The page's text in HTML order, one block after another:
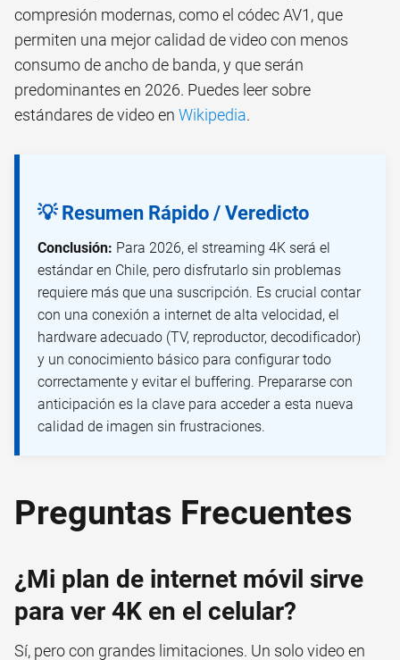
compresión modernas, como el códec AV1, que
permiten una mejor calidad de video con menos
consumo de ancho de banda, y que serán
predominantes en 2026. Puedes leer sobre
estándares de video en Wikipedia.
💡 Resumen Rápido / Veredicto
Conclusión: Para 2026, el streaming 4K será el
estándar en Chile, pero disfrutarlo sin problemas
requiere más que una suscripción. Es crucial contar
con una conexión a internet de alta velocidad, el
hardware adecuado (TV, reproductor, decodificador)
y un conocimiento básico para configurar todo
correctamente y evitar el buffering. Prepararse con
anticipación es la clave para acceder a esta nueva
calidad de imagen sin frustraciones.
Preguntas Frecuentes
¿Mi plan de internet móvil sirve
para ver 4K en el celular?
Sí, pero con grandes limitaciones. Un solo video en